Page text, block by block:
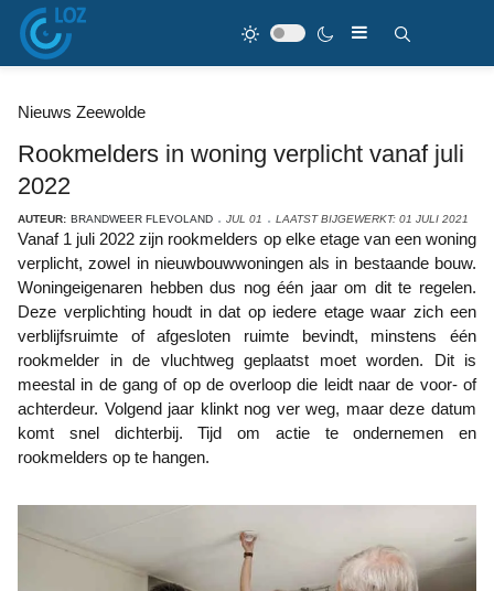
Nieuws Zeewolde
Rookmelders in woning verplicht vanaf juli
2022
AUTEUR: BRANDWEER FLEVOLAND JUL 01 LAATST BIJGEWERKT: 01 JULI 2021
Vanaf 1 juli 2022 zijn rookmelders op elke etage van een woning
verplicht, zowel in nieuwbouwwoningen als in bestaande bouw.
Woningeigenaren hebben dus nog één jaar om dit te regelen.
Deze verplichting houdt in dat op iedere etage waar zich een
verblijfsruimte of afgesloten ruimte bevindt, minstens één
rookmelder in de vluchtweg geplaatst moet worden. Dit is
meestal in de gang of op de overloop die leidt naar de voor- of
achterdeur. Volgend jaar klinkt nog ver weg, maar deze datum
komt snel dichterbij. Tijd om actie te ondernemen en
rookmelders op te hangen.